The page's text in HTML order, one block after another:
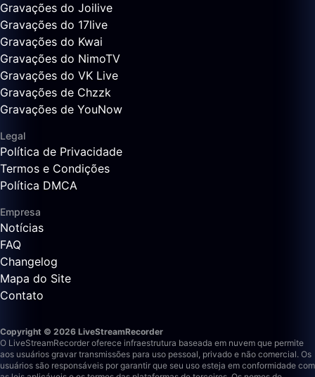
Gravações do Joilive
Gravações do 17live
Gravações do Kwai
Gravações do NimoTV
Gravações do VK Live
Gravações de Chzzk
Gravações de YouNow
Legal
Política de Privacidade
Termos e Condições
Política DMCA
Empresa
Notícias
FAQ
Changelog
Mapa do Site
Contato
Copyright © 2026 LiveStreamRecorder
O LiveStreamRecorder oferece infraestrutura baseada em nuvem que permite
aos usuários gravar transmissões para uso pessoal, privado e não comercial. Os
usuários são responsáveis por garantir que seu uso esteja em conformidade com